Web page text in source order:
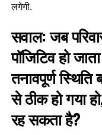
लगेगी.
सवाल: जब
पॉजिटिव हो
तनावपूर्ण
से ठीक हो गया
रह सकता है?